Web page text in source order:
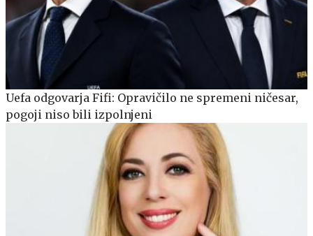
Uefa odgovarja Fifi: Opravičilo ne spremeni ničesar,
pogoji niso bili izpolnjeni